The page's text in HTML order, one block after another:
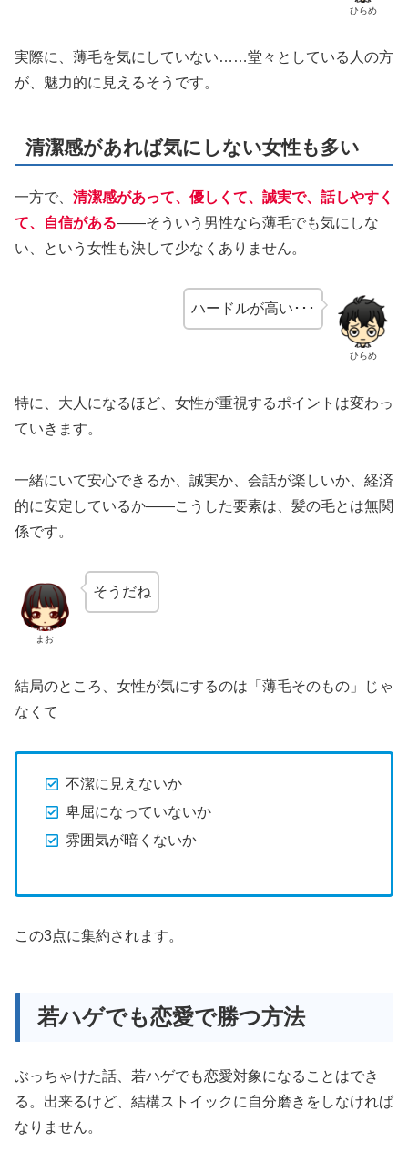
ひらめ
実際に、薄毛を気にしていない……堂々としている人の方
が、魅力的に見えるそうです。
清潔感があれば気にしない女性も多い
一方で、 清潔感があって、優しくて、誠実で、話しやすく
て、自信がある——そういう男性なら薄毛でも気にしな
い、という女性も決して少なくありません。
ひらめ
ハードルが高い･･･
特に、大人になるほど、女性が重視するポイントは変わっ
ていきます。
一緒にいて安心できるか、誠実か、会話が楽しいか、経済
的に安定しているか——こうした要素は、髪の毛とは無関
係です。
まお
そうだね
結局のところ、女性が気にするのは「薄毛そのもの」じゃ
なくて
不潔に見えないか
卑屈になっていないか
雰囲気が暗くないか
この3点に集約されます。
若ハゲでも恋愛で勝つ方法
ぶっちゃけた話、若ハゲでも恋愛対象になることはでき
る。出来るけど、結構ストイックに自分磨きをしなければ
なりません。